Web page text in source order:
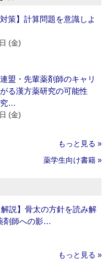
対策】計算問題を意識しよ
(金)
盟・先輩薬剤師のキャリ
る漢方薬研究の可能性
究…
(金)
もっと見る »
薬学生向け書籍 »
説】骨太の方針を読み解
剤師への影…
もっと見る »